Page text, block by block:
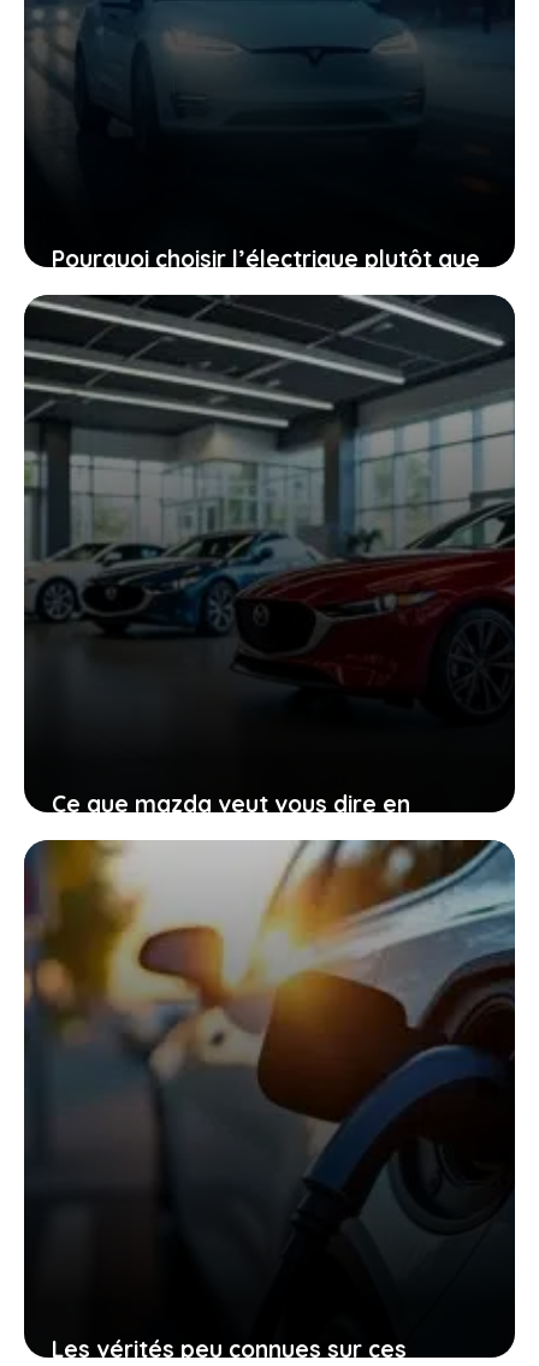
Pourquoi choisir l’électrique plutôt que
le diesel, même quand le mercure
chute à -40 °C
27 janvier 2026
Ce que mazda veut vous dire en
renonçant provisoirement à
l’électrique total
27 janvier 2026
Les vérités peu connues sur ces